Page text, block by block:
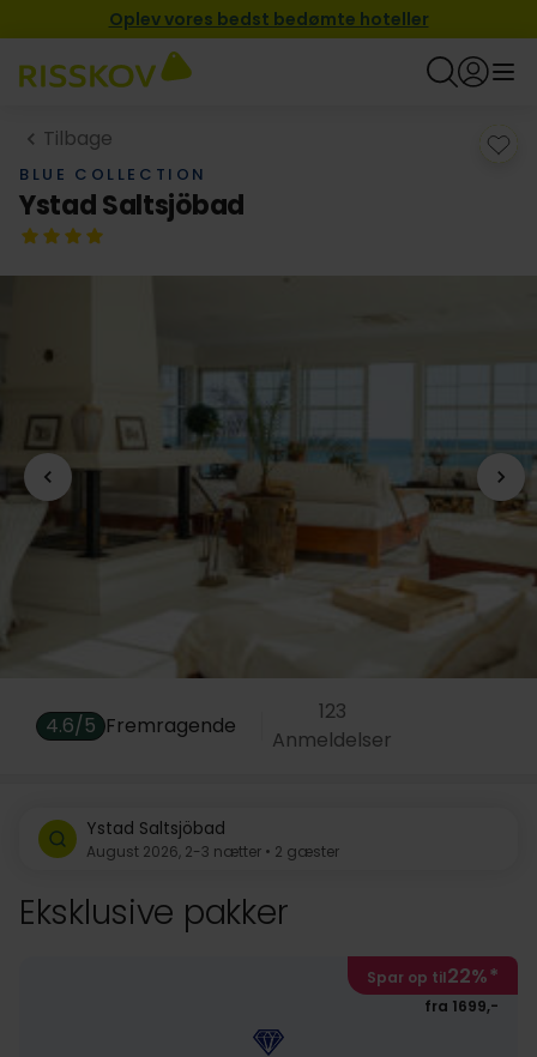
Oplev vores bedst bedømte hoteller
Tilbage
BLUE COLLECTION
Ystad Saltsjöbad
4.6/5 Fremragende
123
Anmeldelser
Ystad Saltsjöbad
August 2026, 2-3 nætter • 2 gæster
Eksklusive pakker
Spar op til22%*
fra 1699,-